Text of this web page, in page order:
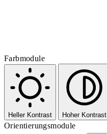
Farbmodule
Heller Kontrast Hoher Kontrast
Orientierungsmodule